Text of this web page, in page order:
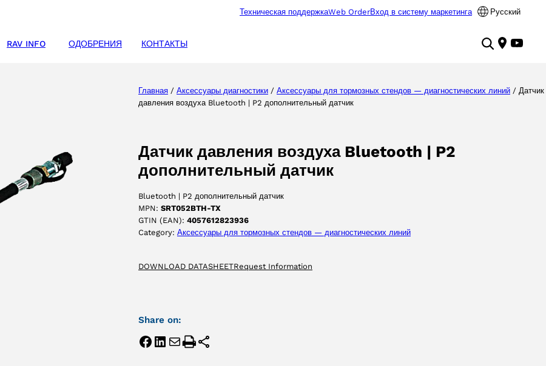
Техническая поддержкаWeb OrderВход в систему маркетинга Русский
RAV INFO ОДОБРЕНИЯ КОНТАКТЫ
Главная / Аксессуары диагностики / Аксессуары для тормозных стендов — диагностических линий / Датчик
давления воздуха Bluetooth | P2 дополнительный датчик
Датчик давления воздуха Bluetooth | P2
дополнительный датчик
Bluetooth | P2 дополнительный датчик
MPN: SRT052BTH-TX
GTIN (EAN): 4057612823936
Category: Аксессуары для тормозных стендов — диагностических линий
DOWNLOAD DATASHEETRequest Information
Share on: